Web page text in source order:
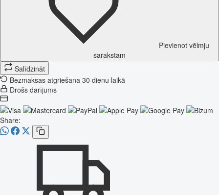
Pievienot vēlmju
sarakstam
Salīdzināt
Bezmaksas atgriešana 30 dienu laikā
Drošs darījums
Share: